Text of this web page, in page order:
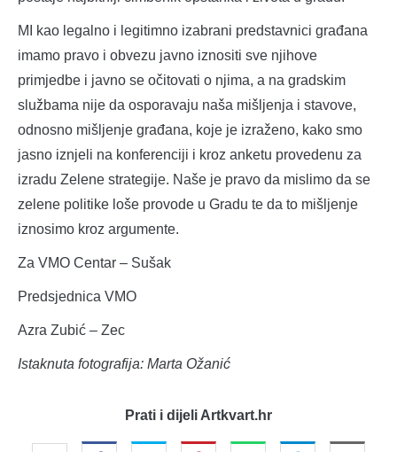
MI kao legalno i legitimno izabrani predstavnici građana
imamo pravo i obvezu javno iznositi sve njihove
primjedbe i javno se očitovati o njima, a na gradskim
službama nije da osporavaju naša mišljenja i stavove,
odnosno mišljenje građana, koje je izraženo, kako smo
jasno iznjeli na konferenciji i kroz anketu provedenu za
izradu Zelene strategije. Naše je pravo da mislimo da se
zelene politike loše provode u Gradu te da to mišljenje
iznosimo kroz argumente.
Za VMO Centar – Sušak
Predsjednica VMO
Azra Zubić – Zec
Istaknuta fotografija: Marta Ožanić
Prati i dijeli Artkvart.hr